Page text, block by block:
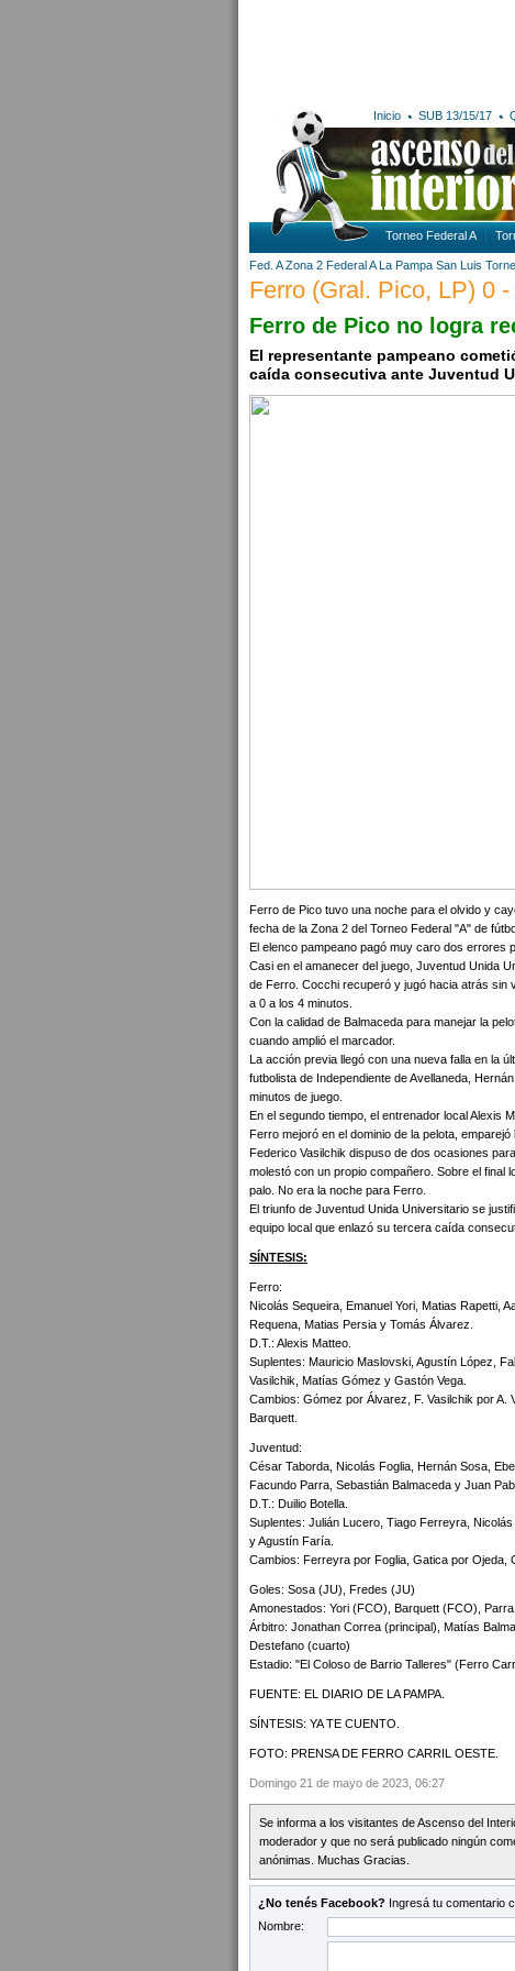
Inicio SUB 13/15/17
Torneo Federal A
Fed. A Zona 2 Federal A La Pampa San Luis
Ferro (Gral. Pico, LP) 0
Ferro de Pico no logra
El representante pampeano
caída consecutiva ante Juventud
Ferro de Pico tuvo una noche para el olvido y
fecha de la Zona 2 del Torneo Federal "A" de
El elenco pampeano pagó muy caro dos errores
Casi en el amanecer del juego, Juventud Unida
de Ferro. Cocchi recuperó y jugó hacia atrás sin
a 0 a los 4 minutos.
Con la calidad de Balmaceda para manejar la
cuando amplió el marcador.
La acción previa llegó con una nueva falla en la
futbolista de Independiente de Avellaneda,
minutos de juego.
En el segundo tiempo, el entrenador local Alexis
Ferro mejoró en el dominio de la pelota,
Federico Vasilchik dispuso de dos ocasiones
molestó con un propio compañero. Sobre el final
palo. No era la noche para Ferro.
El triunfo de Juventud Unida Universitario se
equipo local que enlazó su tercera caída
SÍNTESIS:
Ferro:
Nicolás Sequeira, Emanuel Yori, Matias Rapetti,
Requena, Matias Persia y Tomás Álvarez.
D.T.: Alexis Matteo.
Suplentes: Mauricio Maslovski, Agustín López,
Vasilchik, Matías Gómez y Gastón Vega.
Cambios: Gómez por Álvarez, F. Vasilchik por
Barquett.
Juventud:
César Taborda, Nicolás Foglia, Hernán Sosa,
Facundo Parra, Sebastián Balmaceda y Juan
D.T.: Duilio Botella.
Suplentes: Julián Lucero, Tiago Ferreyra,
y Agustín Faría.
Cambios: Ferreyra por Foglia, Gatica por
Goles: Sosa (JU), Fredes (JU)
Amonestados: Yori (FCO), Barquett (FCO),
Árbitro: Jonathan Correa (principal), Matías
Destefano (cuarto)
Estadio: "El Coloso de Barrio Talleres" (Ferro
FUENTE: EL DIARIO DE LA PAMPA.
SÍNTESIS: YA TE CUENTO.
FOTO: PRENSA DE FERRO CARRIL OESTE.
Domingo 21 de mayo de 2023, 06:27
Se informa a los visitantes de Ascenso del
moderador y que no será publicado ningún
anónimas. Muchas Gracias.
¿No tenés Facebook? Ingresá tu comentario
Nombre: